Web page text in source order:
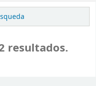
resultados.